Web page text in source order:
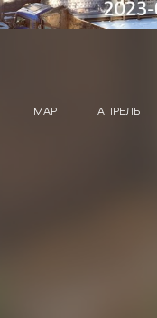
МАРТ АПРЕЛЬ